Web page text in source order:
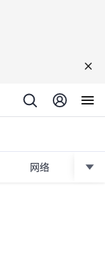
网络